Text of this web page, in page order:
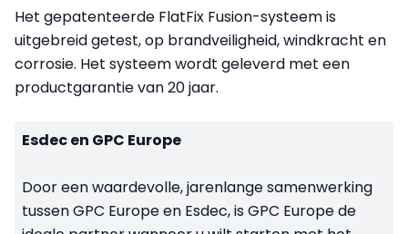
Het gepatenteerde FlatFix Fusion-systeem is
uitgebreid getest, op brandveiligheid, windkracht en
corrosie. Het systeem wordt geleverd met een
productgarantie van 20 jaar.
Esdec en GPC Europe
Door een waardevolle, jarenlange samenwerking
tussen GPC Europe en Esdec, is GPC Europe de